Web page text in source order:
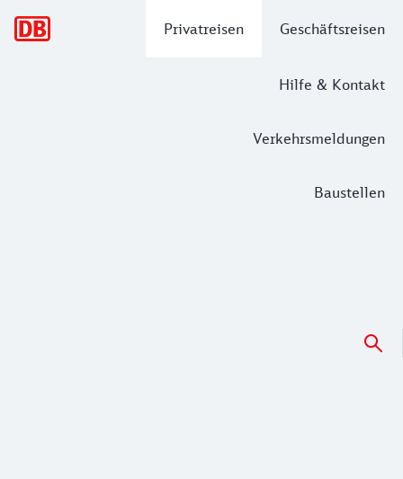
Privatreisen Geschäftsreisen
Hilfe & Kontakt
Verkehrsmeldungen
Baustellen